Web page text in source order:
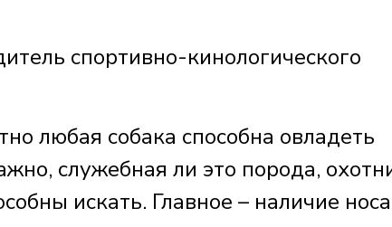
спортивно-кинологического
любая собака способна овладеть
служебная ли это порода,
искать. Главное – наличие